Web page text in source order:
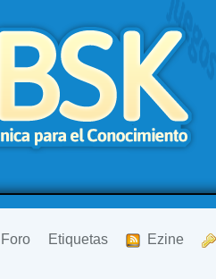
Foro Etiquetas Ezine